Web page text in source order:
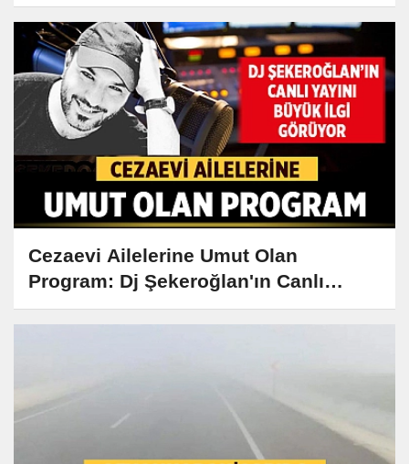
Cezaevi Ailelerine Umut Olan
Program: Dj Şekeroğlan'ın Canlı
Yayını Büyük İlgi Görüyor